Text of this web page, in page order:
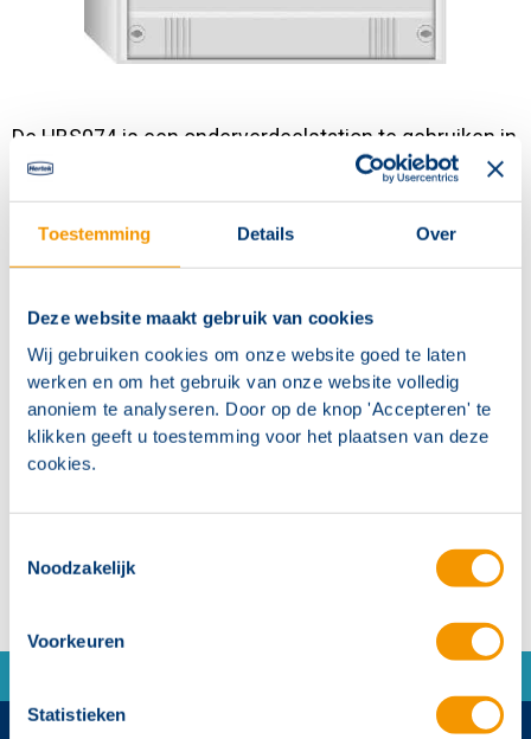
Toestemming Details Over
Deze website maakt gebruik van cookies
Wij gebruiken cookies om onze website goed te laten
werken en om het gebruik van onze website volledig
anoniem te analyseren. Door op de knop 'Accepteren' te
klikken geeft u toestemming voor het plaatsen van deze
cookies.
Noodzakelijk
Voorkeuren
Statistieken
De HBS074 is een onderverdeelstation te gebruiken in
combinatie met het intelligent batterijsysteem
(HBN6000) met een maximaal vermogen van 2.100
watt. Voor wand montage inclusief 2 onderstation
uitgangsmodules (2 eindgroepen per module).
plaatsing onderstation in brandcompartiment
Centraal gevoed vanuit het intelligente
batterijsysteem